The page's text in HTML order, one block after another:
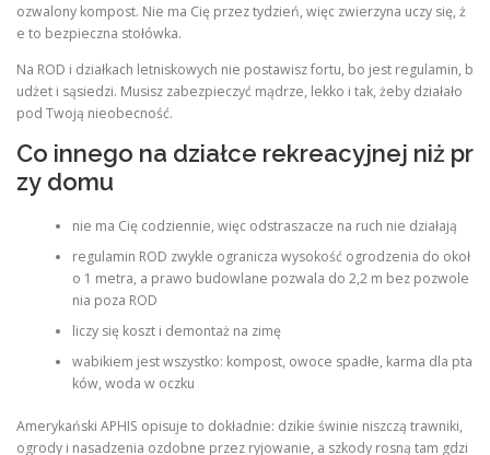
ozwalony kompost. Nie ma Cię przez tydzień, więc zwierzyna uczy się, ż
e to bezpieczna stołówka.
Na ROD i działkach letniskowych nie postawisz fortu, bo jest regulamin, b
udżet i sąsiedzi. Musisz zabezpieczyć mądrze, lekko i tak, żeby działało
pod Twoją nieobecność.
Co innego na działce rekreacyjnej niż pr
zy domu
nie ma Cię codziennie, więc odstraszacze na ruch nie działają
regulamin ROD zwykle ogranicza wysokość ogrodzenia do okoł
o 1 metra, a prawo budowlane pozwala do 2,2 m bez pozwole
nia poza ROD
liczy się koszt i demontaż na zimę
wabikiem jest wszystko: kompost, owoce spadłe, karma dla pta
ków, woda w oczku
Amerykański APHIS opisuje to dokładnie: dzikie świnie niszczą trawniki,
ogrody i nasadzenia ozdobne przez ryjowanie, a szkody rosną tam gdzi